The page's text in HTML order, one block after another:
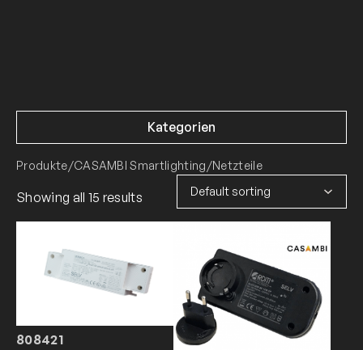
Kategorien
Produkte/CASAMBI Smartlighting/Netzteile
Showing all 15 results
808421